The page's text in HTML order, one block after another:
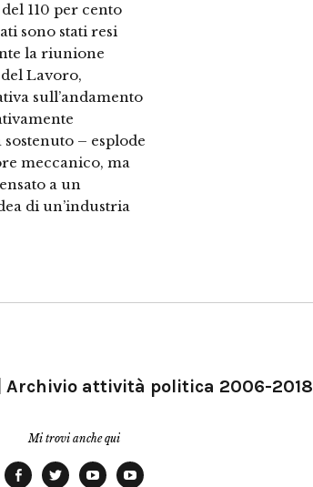
110 per cento
sono stati resi
la riunione
Lavoro,
sull’andamento
– esplode
meccanico, ma
a un
di un’industria
Archivio attività politica 2006-2018
Mi trovi anche qui